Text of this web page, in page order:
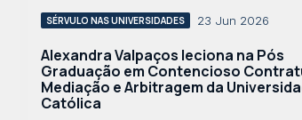
SÉRVULO NAS UNIVERSIDADES 23 Jun 2026
Alexandra Valpaços leciona na Pós
Graduação em Contencioso
Mediação e Arbitragem da
Católica